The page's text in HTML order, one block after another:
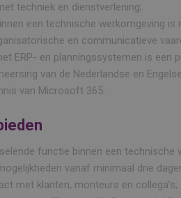
techniek en dienstverlening;
een technische werkomgeving is
en communicatieve
ERP- en planningssystemen is een
van de Nederlandse en
van Microsoft 365.
functie binnen een technische
vanaf minimaal drie
met klanten, monteurs en collega’s;